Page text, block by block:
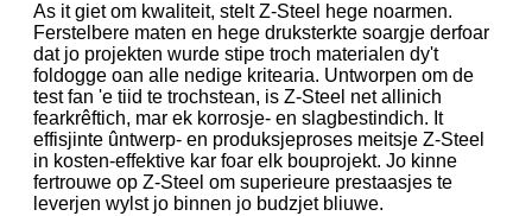
As it giet om kwaliteit, stelt Z-Steel hege noarmen.
Ferstelbere maten en hege druksterkte soargje derfoar
dat jo projekten wurde stipe troch materialen dy't
foldogge oan alle nedige kritearia. Untworpen om de
test fan 'e tiid te trochstean, is Z-Steel net allinich
fearkrêftich, mar ek korrosje- en slagbestindich. It
effisjinte ûntwerp- en produksjeproses meitsje Z-Steel
in kosten-effektive kar foar elk bouprojekt. Jo kinne
fertrouwe op Z-Steel om superieure prestaasjes te
leverjen wylst jo binnen jo budzjet bliuwe.